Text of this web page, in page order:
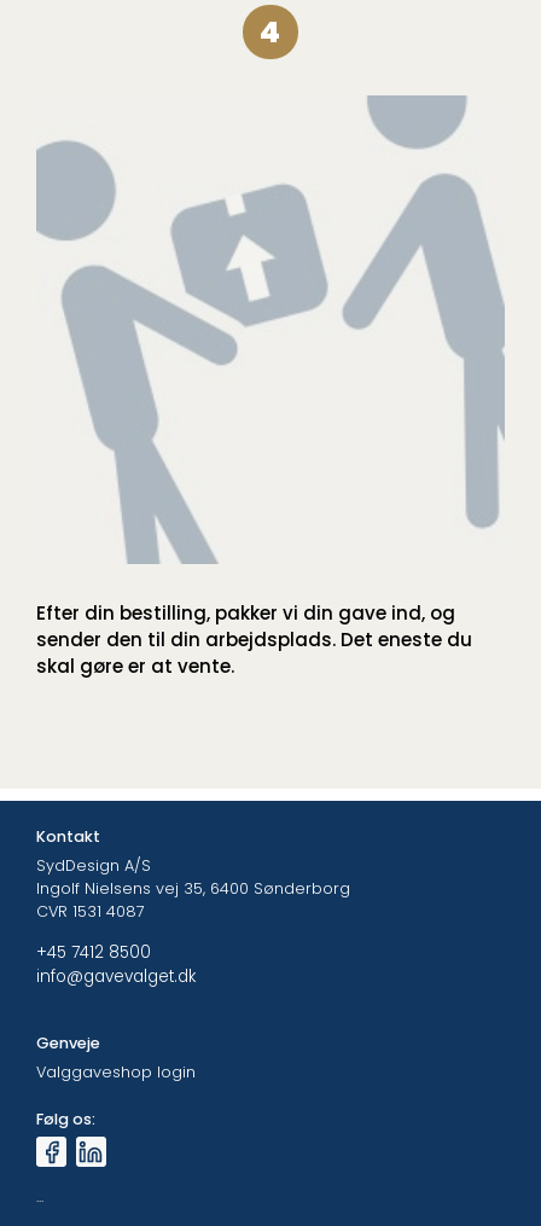
4
Efter din bestilling, pakker vi din gave ind, og
sender den til din arbejdsplads. Det eneste du
skal gøre er at vente.
Kontakt
SydDesign A/S
Ingolf Nielsens vej 35, 6400 Sønderborg
CVR 1531 4087
+45 7412 8500
info@gavevalget.dk
Genveje
Valggaveshop login
Følg os:
...